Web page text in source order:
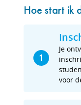
Hoe start ik
1
Je
voor